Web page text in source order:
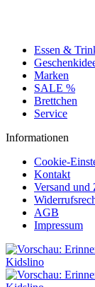
Essen &
Marken
SALE %
Brettchen
Service
Informationen
Cookie-
Kontakt
Versand und
AGB
Impressum